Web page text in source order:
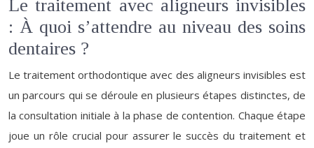
Le traitement avec aligneurs invisibles
: À quoi s’attendre au niveau des soins
dentaires ?
Le traitement orthodontique avec des aligneurs invisibles est
un parcours qui se déroule en plusieurs étapes distinctes, de
la consultation initiale à la phase de contention. Chaque étape
joue un rôle crucial pour assurer le succès du traitement et